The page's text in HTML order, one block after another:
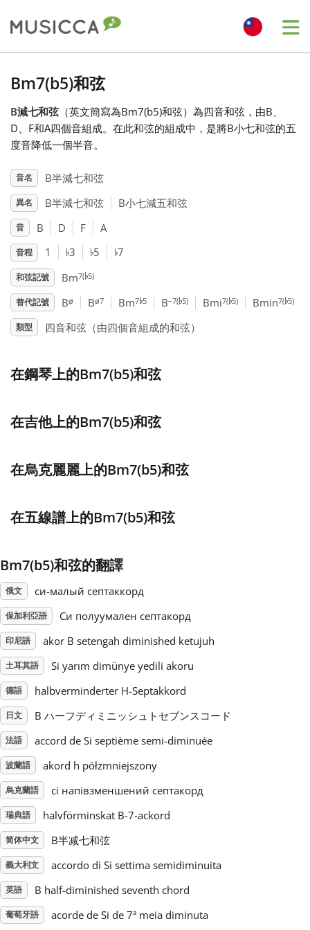
Български
Deutsch
English
Español
한국어
हिन्दी
Italiano
日本語
Polski
Русский
Svenska
Tiếng Việt
简体中文
繁體中文
Bm7(b5)和弦
B減七和弦 （英文簡寫為Bm7(b5)和弦）為四音和弦，由B、
D、F和A四個音組成。在此和弦的組成中，是將B小七和弦的五
度音降低一個半音。
音名 B半減七和弦
異名 B半減七和弦 B小七減五和弦
音 B D F A
音程 1 ♭3 ♭5 ♭7
和弦記號 Bm7(♭5)
替代記號 Bø Bø7 Bm7♭5 B–7(♭5) Bmi7(♭5) Bmin7(♭5)
類型 四音和弦（由四個音組成的和弦）
在鋼琴上的Bm7(b5)和弦
在吉他上的Bm7(b5)和弦
在烏克麗麗上的Bm7(b5)和弦
在五線譜上的Bm7(b5)和弦
Bm7(b5)和弦的翻譯
俄文 си-малый септаккорд
保加利亞語 Си полуумален септакорд
印尼語 akor B setengah diminished ketujuh
土耳其語 Si yarım dimünye yedili akoru
德語 halbverminderter H-Septakkord
日文 B ハーフディミニッシュトセブンスコード
法語 accord de Si septième semi-diminuée
波蘭語 akord h półzmniejszony
烏克蘭語 сі напівзменшений септакорд
瑞典語 halvförminskat B-7-ackord
简体中文 B半减七和弦
義大利文 accordo di Si settima semidiminuita
英語 B half-diminished seventh chord
葡萄牙語 acorde de Si de 7ª meia diminuta